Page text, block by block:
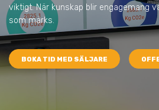
viktigt. När kunskap blir engagemang
som märks.
BOKA TID MED SÄLJARE